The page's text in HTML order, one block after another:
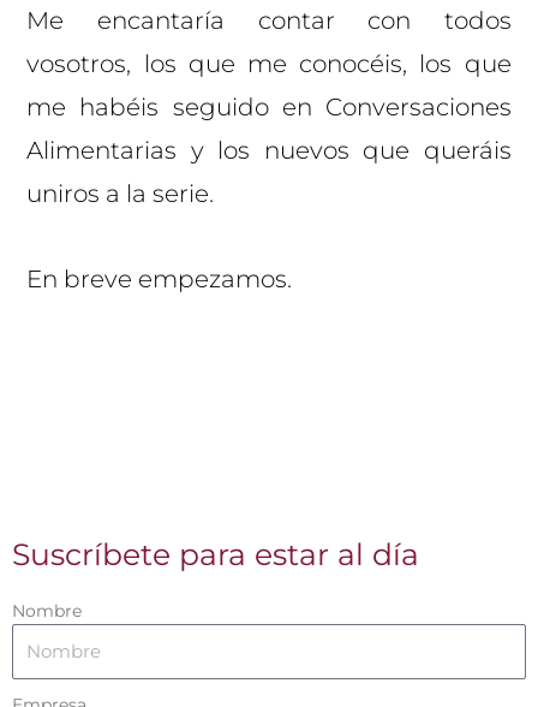
Me encantaría contar con todos
vosotros, los que me conocéis, los que
me habéis seguido en Conversaciones
Alimentarias y los nuevos que queráis
uniros a la serie.
En breve empezamos.
Suscríbete para estar al día
Nombre